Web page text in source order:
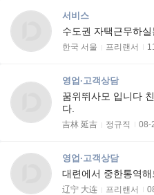
서비스
수도권 자택근무하
한국 서울 프리랜서
영업·고객상담
꿈위뛰사모 입니다
다.
吉林 延吉 정규직 08-
영업·고객상담
대련에서 중한통역
辽宁 大连 프리랜서